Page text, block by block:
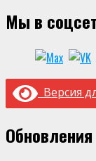
Мы в
Версия
Обновления